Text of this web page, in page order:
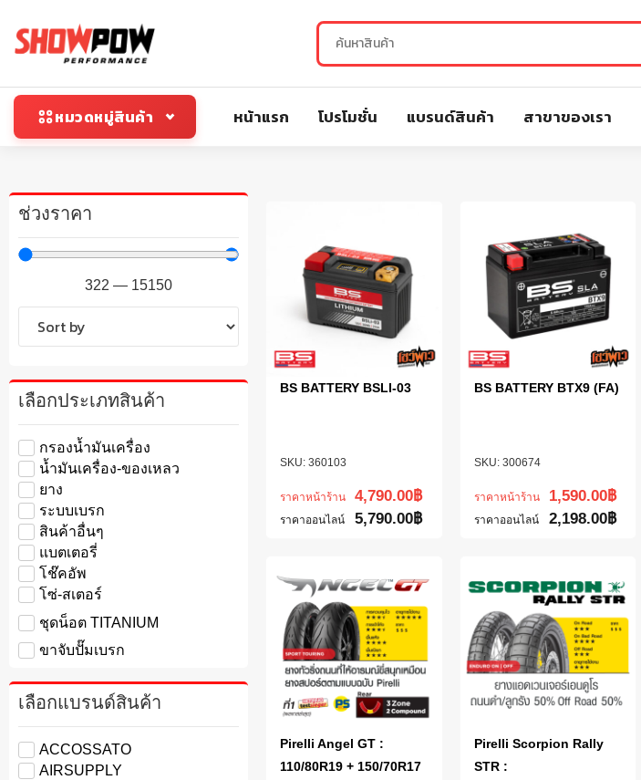
หมวดหมู่สินค้า หน้าแรก โปรโมชั่น แบรนด์สินค้า สาขาของเรา
ช่วงราคา
322 — 15150
เลือกประเภทสินค้า
กรองน้ำมันเครื่อง
น้ำมันเครื่อง-ของเหลว
ยาง
ระบบเบรก
สินค้าอื่นๆ
แบตเตอรี่
โช๊คอัพ
โซ่-สเตอร์
ชุดน็อต TITANIUM
ขาจับปั๊มเบรก
เลือกแบรนด์สินค้า
ACCOSSATO
AIRSUPPLY
360103
BS BATTERY BSLI-03
ราคาหน้าร้าน 4,790.00฿
ราคาออนไลน์ 5,790.00฿
300674
BS BATTERY BTX9 (FA)
ราคาหน้าร้าน 1,590.00฿
ราคาออนไลน์ 2,198.00฿
Pirelli Angel GT :
110/80R19 + 150/70R17
Pirelli Scorpion Rally
STR :